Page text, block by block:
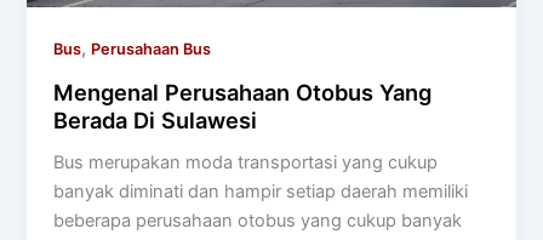
Bus, Perusahaan Bus
Mengenal Perusahaan Otobus Yang
Berada Di Sulawesi
Bus merupakan moda transportasi yang cukup
banyak diminati dan hampir setiap daerah memiliki
beberapa perusahaan otobus yang cukup banyak